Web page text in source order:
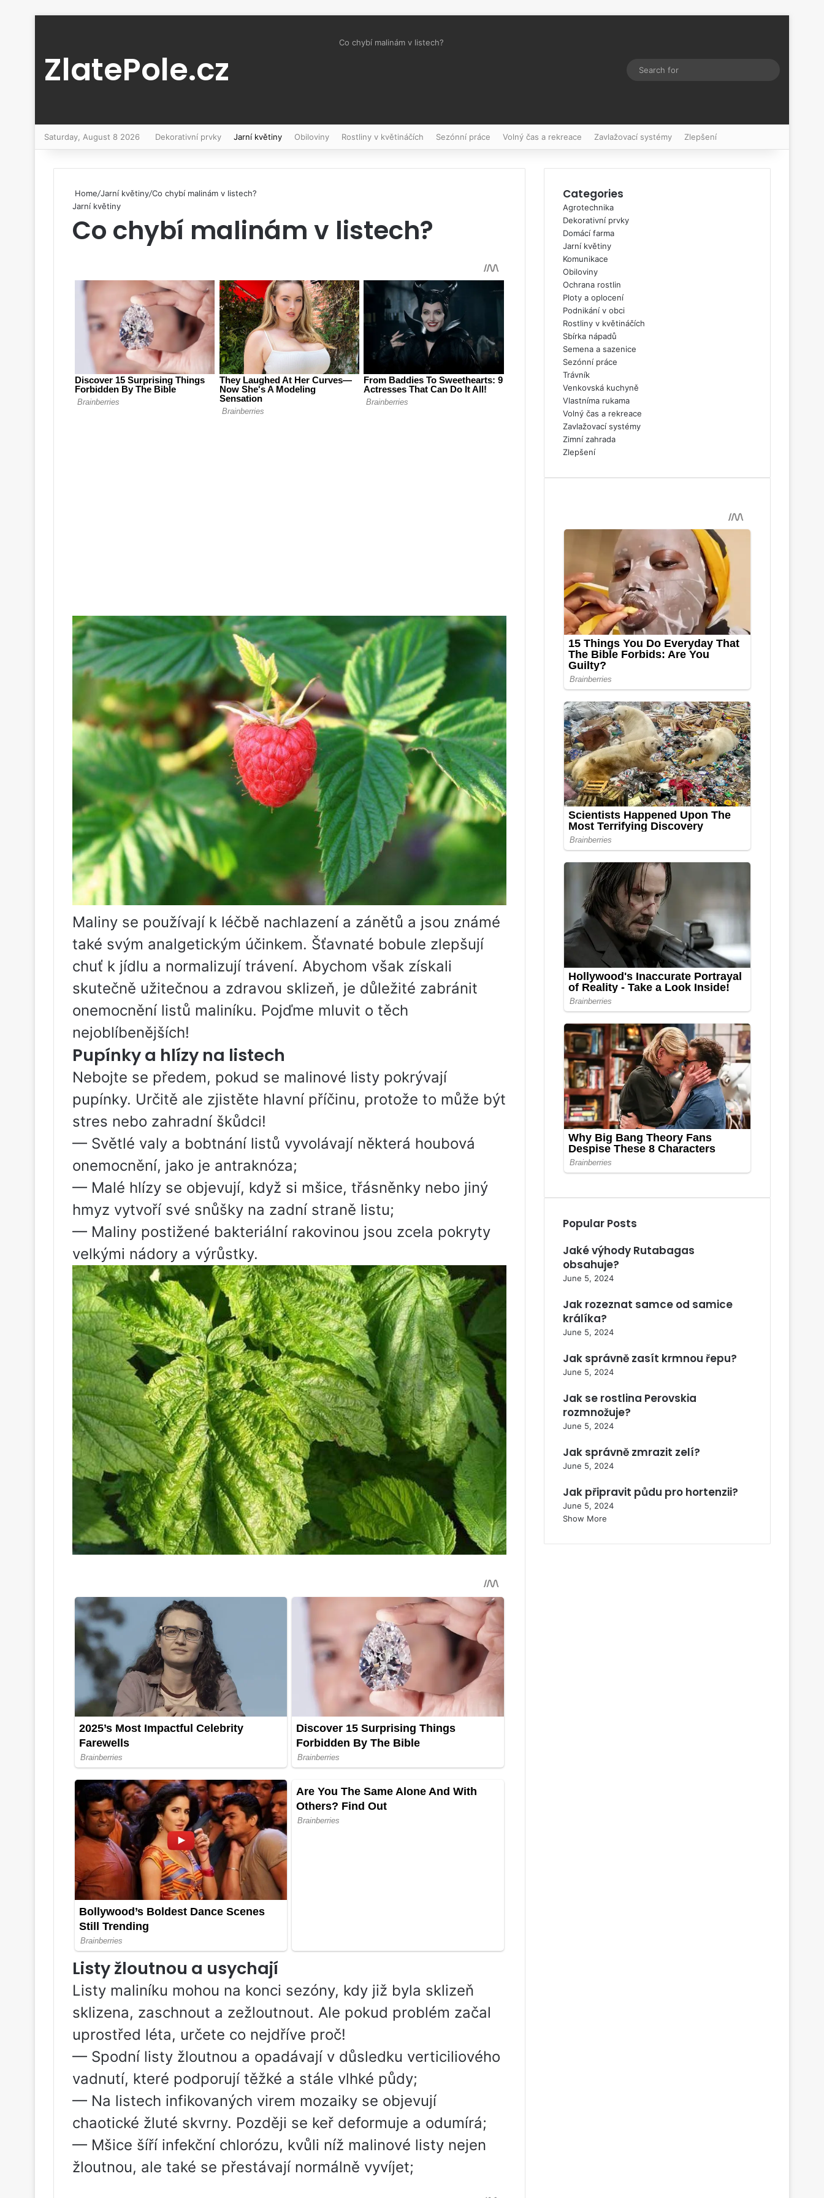
ZlatePole.cz
Co chybí malinám v listech?
Switch skin
Saturday, August 8 2026 Dekorativní prvky Jarní květiny Obiloviny Rostliny v květináčích Sezónní práce Volný čas a rekreace Zavlažovací systémy Zlepšení
Home/Jarní květiny/Co chybí malinám v listech?
Jarní květiny
Co chybí malinám v listech?
Maliny se používají k léčbě nachlazení a zánětů a jsou známé
také svým analgetickým účinkem. Šťavnaté bobule zlepšují
chuť k jídlu a normalizují trávení. Abychom však získali
skutečně užitečnou a zdravou sklizeň, je důležité zabránit
onemocnění listů maliníku. Pojďme mluvit o těch
nejoblíbenějších!
Pupínky a hlízy na listech
Nebojte se předem, pokud se malinové listy pokrývají
pupínky. Určitě ale zjistěte hlavní příčinu, protože to může být
stres nebo zahradní škůdci!
— Světlé valy a bobtnání listů vyvolávají některá houbová
onemocnění, jako je antraknóza;
— Malé hlízy se objevují, když si mšice, třásněnky nebo jiný
hmyz vytvoří své snůšky na zadní straně listu;
— Maliny postižené bakteriální rakovinou jsou zcela pokryty
velkými nádory a výrůstky.
Listy žloutnou a usychají
Listy maliníku mohou na konci sezóny, kdy již byla sklizeň
sklizena, zaschnout a zežloutnout. Ale pokud problém začal
uprostřed léta, určete co nejdříve proč!
— Spodní listy žloutnou a opadávají v důsledku verticiliového
vadnutí, které podporují těžké a stále vlhké půdy;
— Na listech infikovaných virem mozaiky se objevují
chaotické žluté skvrny. Později se keř deformuje a odumírá;
— Mšice šíří infekční chlorózu, kvůli níž malinové listy nejen
žloutnou, ale také se přestávají normálně vyvíjet;
Categories
Agrotechnika
Dekorativní prvky
Domácí farma
Jarní květiny
Komunikace
Obiloviny
Ochrana rostlin
Ploty a oplocení
Podnikání v obci
Rostliny v květináčích
Sbírka nápadů
Semena a sazenice
Sezónní práce
Trávník
Venkovská kuchyně
Vlastníma rukama
Volný čas a rekreace
Zavlažovací systémy
Zimní zahrada
Zlepšení
Popular Posts
Jaké výhody Rutabagas
obsahuje?
June 5, 2024
Jak rozeznat samce od samice
králíka?
June 5, 2024
Jak správně zasít krmnou řepu?
June 5, 2024
Jak se rostlina Perovskia
rozmnožuje?
June 5, 2024
Jak správně zmrazit zelí?
June 5, 2024
Jak připravit půdu pro hortenzii?
June 5, 2024
Show More